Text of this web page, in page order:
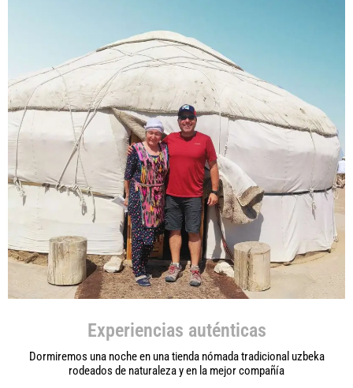
Experiencias auténticas
Dormiremos una noche en una tienda nómada tradicional uzbeka
rodeados de naturaleza y en la mejor compañía